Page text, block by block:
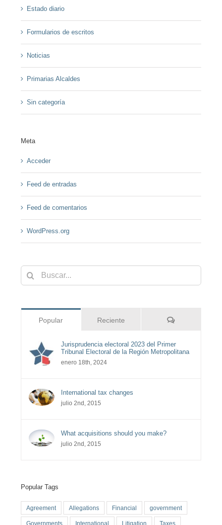
Estado diario
Formularios de escritos
Noticias
Primarias Alcaldes
Sin categoría
Meta
Acceder
Feed de entradas
Feed de comentarios
WordPress.org
Buscar:
Popular Reciente Comentarios
Jurisprudencia electoral 2023 del Primer
Tribunal Electoral de la Región Metropolitana
enero 18th, 2024
International tax changes
julio 2nd, 2015
What acquisitions should you make?
julio 2nd, 2015
Popular Tags
Agreement Allegations Financial government
Governments International Litigation Taxes